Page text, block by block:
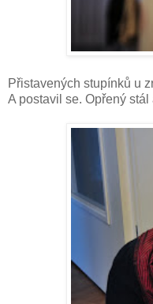
Přistavených stupínků u
A postavil se. Opřený stál